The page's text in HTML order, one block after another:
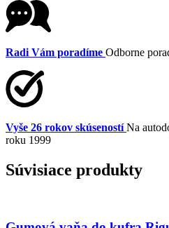
Radi Vám poradíme Odborne
Vyše 26 rokov skúseností Na
roku 1999
Súvisiace produkty